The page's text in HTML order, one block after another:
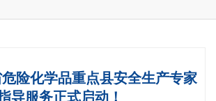
险化学品重点县安全生产专家
导服务正式启动！